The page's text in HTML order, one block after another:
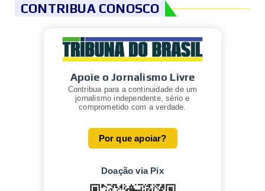
CONTRIBUA CONOSCO
Apoie o Jornalismo Livre
Contribua para a continuidade de um
jornalismo independente, sério e
comprometido com a verdade.
Por que apoiar?
Doação via Pix